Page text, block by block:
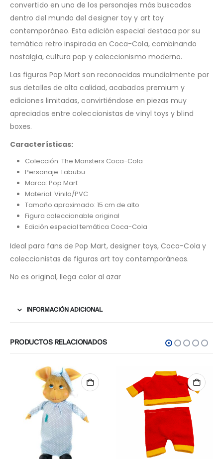
convertido en uno de los personajes más buscados
dentro del mundo del designer toy y art toy
contemporáneo. Esta edición especial destaca por su
temática retro inspirada en Coca-Cola, combinando
nostalgia, cultura pop y coleccionismo moderno.
Las figuras Pop Mart son reconocidas mundialmente por
sus detalles de alta calidad, acabados premium y
ediciones limitadas, convirtiéndose en piezas muy
apreciadas entre coleccionistas de vinyl toys y blind
boxes.
Características:
Colección: The Monsters Coca-Cola
Personaje: Labubu
Marca: Pop Mart
Material: Vinilo/PVC
Tamaño aproximado: 15 cm de alto
Figura coleccionable original
Edición especial temática Coca-Cola
Ideal para fans de Pop Mart, designer toys, Coca-Cola y
coleccionistas de figuras art toy contemporáneas.
No es original, llega color al azar
INFORMACIÓN ADICIONAL
PRODUCTOS RELACIONADOS